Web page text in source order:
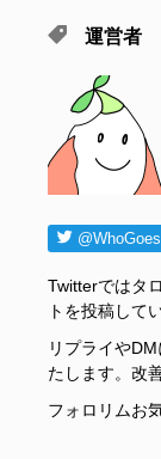
運営者
Twitterではタ
トを投稿して
リプライや
たします。改
フォロリムお